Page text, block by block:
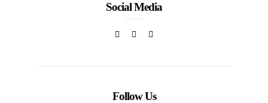
Social Media
Follow Us